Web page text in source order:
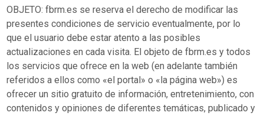
OBJETO: fbrm.es se reserva el derecho de modificar las
presentes condiciones de servicio eventualmente, por lo
que el usuario debe estar atento a las posibles
actualizaciones en cada visita. El objeto de fbrm.es y todos
los servicios que ofrece en la web (en adelante también
referidos a ellos como «el portal» o «la página web») es
ofrecer un sitio gratuito de información, entretenimiento, con
contenidos y opiniones de diferentes temáticas, publicado y